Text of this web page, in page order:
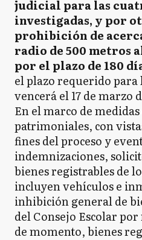
judicial para las
investigadas, y por
prohibición de
radio de 500 metros
por el plazo de 180
el plazo requerido
vencerá el 17 de marzo
En el marco de
patrimoniales, con
fines del proceso y
indemnizaciones,
bienes registrables de
incluyen vehículos e
inhibición general de
del Consejo Escolar
de momento, bienes